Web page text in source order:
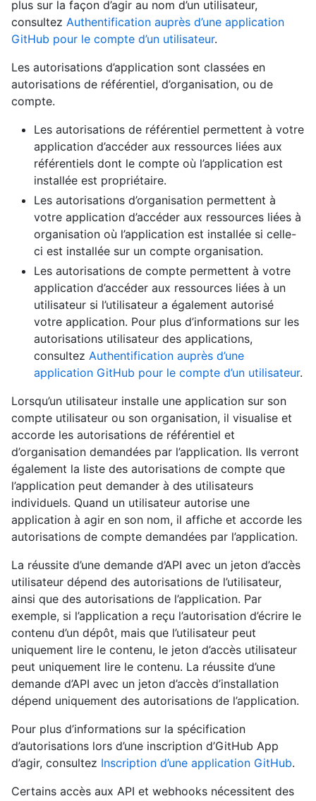
plus sur la façon d’agir au nom d’un utilisateur,
consultez Authentification auprès d’une application
GitHub pour le compte d’un utilisateur.
Les autorisations d’application sont classées en
autorisations de référentiel, d’organisation, ou de
compte.
Les autorisations de référentiel permettent à votre
application d’accéder aux ressources liées aux
référentiels dont le compte où l’application est
installée est propriétaire.
Les autorisations d’organisation permettent à
votre application d’accéder aux ressources liées à
organisation où l’application est installée si celle-
ci est installée sur un compte organisation.
Les autorisations de compte permettent à votre
application d’accéder aux ressources liées à un
utilisateur si l’utilisateur a également autorisé
votre application. Pour plus d’informations sur les
autorisations utilisateur des applications,
consultez Authentification auprès d’une
application GitHub pour le compte d’un utilisateur.
Lorsqu’un utilisateur installe une application sur son
compte utilisateur ou son organisation, il visualise et
accorde les autorisations de référentiel et
d’organisation demandées par l’application. Ils verront
également la liste des autorisations de compte que
l’application peut demander à des utilisateurs
individuels. Quand un utilisateur autorise une
application à agir en son nom, il affiche et accorde les
autorisations de compte demandées par l’application.
La réussite d’une demande d’API avec un jeton d’accès
utilisateur dépend des autorisations de l’utilisateur,
ainsi que des autorisations de l’application. Par
exemple, si l’application a reçu l’autorisation d’écrire le
contenu d’un dépôt, mais que l’utilisateur peut
uniquement lire le contenu, le jeton d’accès utilisateur
peut uniquement lire le contenu. La réussite d’une
demande d’API avec un jeton d’accès d’installation
dépend uniquement des autorisations de l’application.
Pour plus d’informations sur la spécification
d’autorisations lors d’une inscription d’GitHub App
d’agir, consultez Inscription d’une application GitHub.
Certains accès aux API et webhooks nécessitent des